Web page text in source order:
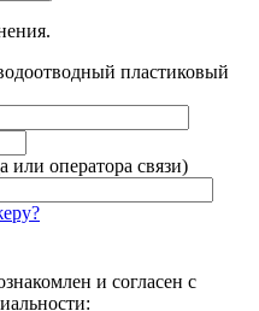
пластиковый
или оператора связи)
и согласен с